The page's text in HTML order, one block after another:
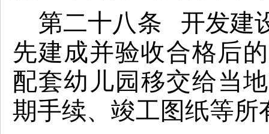
第二十八条 开发建
先建成并验收合格后
配套幼儿园移交给当
期手续、竣工图纸等所